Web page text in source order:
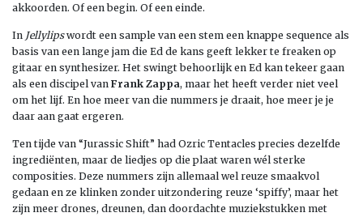
akkoorden. Of een begin. Of een einde.
In Jellylipswordt een sample van een stem een knappe sequence als
basis van een lange jam die Ed de kans geeft lekker te freaken op
gitaar en synthesizer. Het swingt behoorlijk en Ed kan tekeer gaan
als een discipel van Frank Zappa, maar het heeft verder niet veel
om het lijf. En hoe meer van die nummers je draait, hoe meer je je
daar aan gaat ergeren.
Ten tijde van “Jurassic Shift” had Ozric Tentacles precies dezelfde
ingrediënten, maar de liedjes op die plaat waren wél sterke
composities. Deze nummers zijn allemaal wel reuze smaakvol
gedaan en ze klinken zonder uitzondering reuze ‘spiffy’, maar het
zijn meer drones, dreunen, dan doordachte muziekstukken met